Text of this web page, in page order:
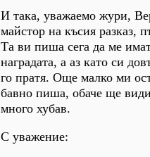
И така, уважаемо жури,
майстор на късия разказ,
Та ви пиша сега да ме
наградата, а аз като си
го пратя. Още малко ми
бавно пиша, обаче ще
много хубав.
С уважение: